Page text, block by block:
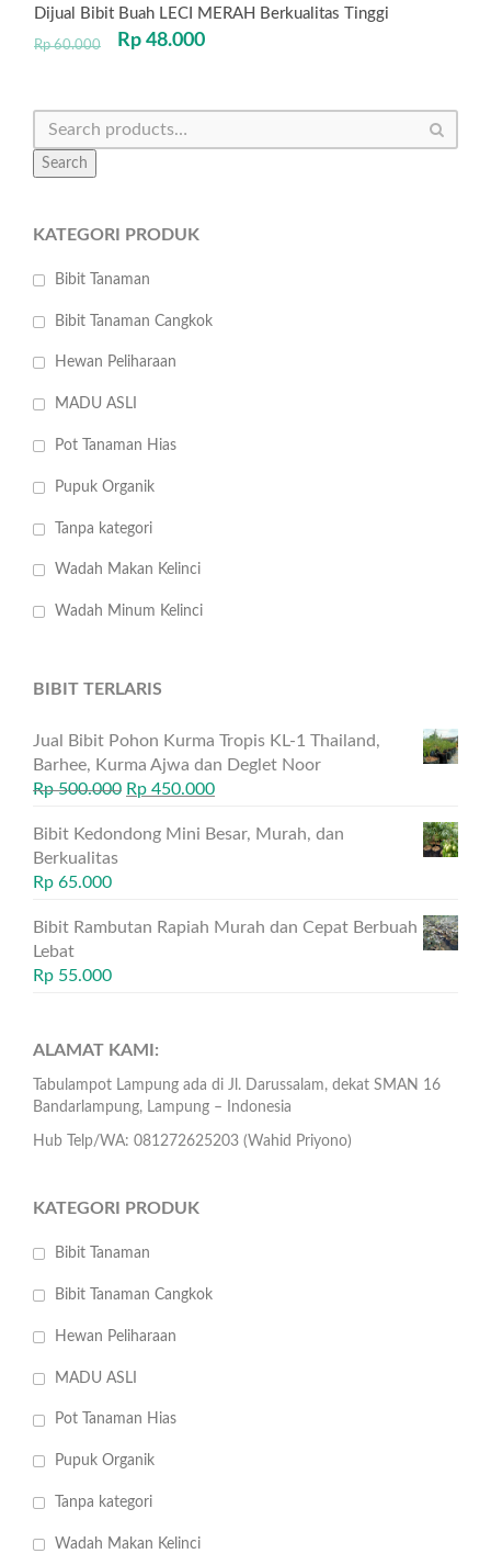
Dijual Bibit Buah LECI MERAH Berkualitas Tinggi
Rp60.000 Rp 48.000
Search
KATEGORI PRODUK
Bibit Tanaman
Bibit Tanaman Cangkok
Hewan Peliharaan
MADU ASLI
Pot Tanaman Hias
Pupuk Organik
Tanpa kategori
Wadah Makan Kelinci
Wadah Minum Kelinci
BIBIT TERLARIS
Jual Bibit Pohon Kurma Tropis KL-1 Thailand,
Barhee, Kurma Ajwa dan Deglet Noor
Rp500.000 Rp 450.000
Bibit Kedondong Mini Besar, Murah, dan
Berkualitas
Rp 65.000
Bibit Rambutan Rapiah Murah dan Cepat Berbuah
Lebat
Rp 55.000
ALAMAT KAMI:
Tabulampot Lampung ada di Jl. Darussalam, dekat SMAN 16
Bandarlampung, Lampung – Indonesia
Hub Telp/WA: 081272625203 (Wahid Priyono)
KATEGORI PRODUK
Bibit Tanaman
Bibit Tanaman Cangkok
Hewan Peliharaan
MADU ASLI
Pot Tanaman Hias
Pupuk Organik
Tanpa kategori
Wadah Makan Kelinci